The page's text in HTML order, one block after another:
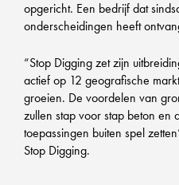
opgericht. Een bedrijf dat
onderscheidingen heeft
“Stop Digging zet zijn
actief op 12 geografische
groeien. De voordelen van
zullen stap voor stap beton en
toepassingen buiten spel
Stop Digging.